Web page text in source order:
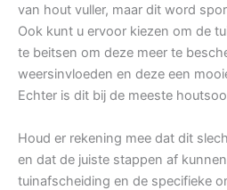
van hout vuller, maar dit word
Ook kunt u ervoor kiezen om de
te beitsen om deze meer te
weersinvloeden en deze een
Echter is dit bij de meeste
Houd er rekening mee dat dit
en dat de juiste stappen af
tuinafscheiding en de specifieke